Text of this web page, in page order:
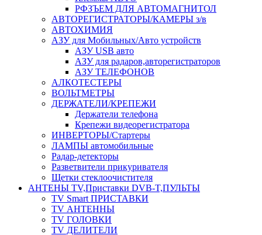
РФЗЪЕМ ДЛЯ АВТОМАГНИТОЛ
АВТОРЕГИСТРАТОРЫ/КАМЕРЫ з/в
АВТОХИМИЯ
АЗУ для Мобильных/Авто устройств
АЗУ USB авто
АЗУ для радаров,авторегистраторов
АЗУ ТЕЛЕФОНОВ
АЛКОТЕСТЕРЫ
ВОЛЬТМЕТРЫ
ДЕРЖАТЕЛИ/КРЕПЕЖИ
Держатели телефона
Крепежи видеорегистратора
ИНВЕРТОРЫ/Стартеры
ЛАМПЫ автомобильные
Радар-детекторы
Разветвители прикуривателя
Щетки стеклоочистителя
АНТЕНЫ ТV,Приставки DVB-T,ПУЛЬТЫ
TV Smart ПРИСТАВКИ
TV АНТЕННЫ
TV ГОЛОВКИ
TV ДЕЛИТЕЛИ